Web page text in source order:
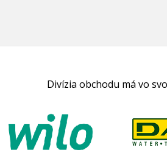
Divízia obchodu má vo